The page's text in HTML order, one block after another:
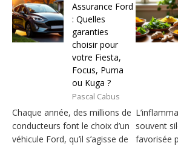
Assurance Ford
: Quelles
garanties
choisir pour
votre Fiesta,
Focus, Puma
ou Kuga ?
Pascal Cabus
Chaque année, des millions de
conducteurs font le choix d’un
véhicule Ford, qu’il s’agisse de
souvent
favorisée